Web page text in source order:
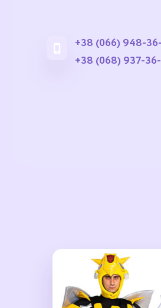
+38 (066) 948-
+38 (068) 937-